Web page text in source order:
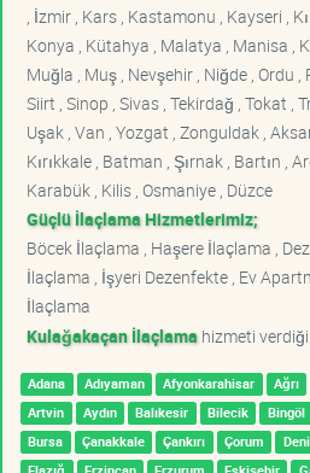
, İzmir , Kars , Kastamonu , Kayseri ,
Konya , Kütahya , Malatya , Manisa ,
Muğla , Muş , Nevşehir , Niğde , Ordu ,
Siirt , Sinop , Sivas , Tekirdağ , Tokat ,
Uşak , Van , Yozgat , Zonguldak ,
Kırıkkale , Batman , Şırnak , Bartın ,
Karabük , Kilis , Osmaniye , Düzce
Güçlü İlaçlama Hizmetlerimiz;
Böcek İlaçlama , Haşere İlaçlama ,
İlaçlama , İşyeri Dezenfekte , Ev
İlaçlama
Kulağakaçan İlaçlama hizmeti
Adana Adıyaman Afyonkarahisar Ağrı
Artvin
Aydın Balıkesir Bilecik Bingöl
Bursa
Çanakkale Çankırı Çorum